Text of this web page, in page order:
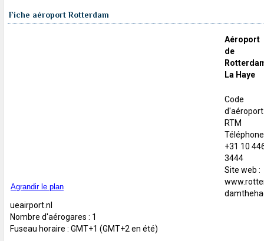
Fiche aéroport Rotterdam
Agrandir le plan
Aéroport
de
La Haye
Code
d'aéroport
RTM
+31 10
3444
Site web :
ueairport.nl
Nombre d'aérogares : 1
Fuseau horaire : GMT+1 (GMT+2 en été)